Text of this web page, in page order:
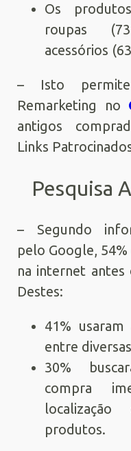
Os
roupas
acessórios
– Isto
Remarketing no
antigos
Links
Pesquisa
– Segundo
pelo Google,
na internet antes
Destes:
41%
entre
30%
compra
produtos.